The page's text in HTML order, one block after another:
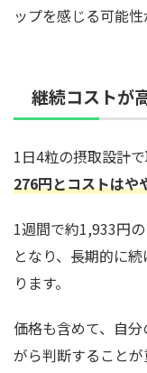
ップを感じる可能性
継続コストが
1日4粒の摂取設計
276円とコストはや
1週間で約1,933円
となり、長期的に
ります。
価格も含めて、自
がら判断することが